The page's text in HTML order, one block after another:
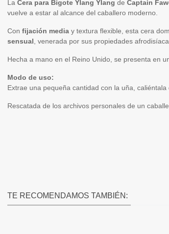
La Cera para Bigote Ylang Ylang de Captain
vuelve a estar al alcance del caballero moderno.
Con fijación media y textura flexible, esta cera
sensual , venerada por sus propiedades
Hecha a mano en el Reino Unido, se presenta en
Modo de uso:
Extrae una pequeña cantidad con la uña,
Rescatada de los archivos personales de un
TE RECOMENDAMOS TAMBIÉN: